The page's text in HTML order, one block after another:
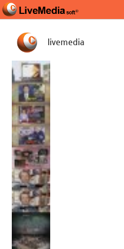
페밀리 사이트
livemedia